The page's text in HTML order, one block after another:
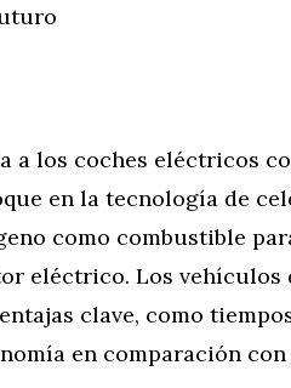
a los coches eléctricos
en la tecnología de
como combustible
eléctrico. Los vehículos
clave, como
en comparación con